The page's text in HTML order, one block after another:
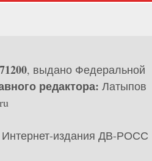
, выдано Федеральной
редактора: Латыпов
Интернет-издания ДВ-РОСС